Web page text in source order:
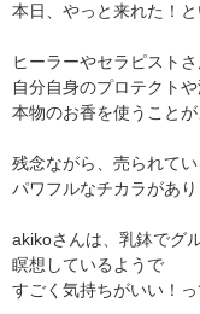
本日、やっと来れた！と
ヒーラーやセラピスト
自分自身のプロテクト
本物のお香を使うこと
残念ながら、売られてい
パワフルなチカラがあり
akikoさんは、乳鉢でグ
瞑想しているようで
すごく気持ちがいい！っ